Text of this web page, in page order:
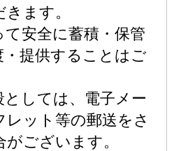
ます。
安全に蓄積・保管
・提供することはご
としては、電子メー
ット等の郵送をさ
ございます。